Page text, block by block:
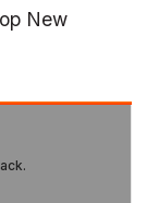
New